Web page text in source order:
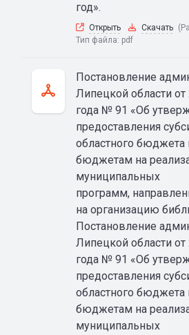
год».
Открыть Скачать
Тип файла: pdf
Постановление
Липецкой области
года № 91 «Об
предоставления
областного
бюджетам на
муниципальных
программ,
на организацию
Постановление
Липецкой области
года № 91 «Об
предоставления
областного
бюджетам на
муниципальных